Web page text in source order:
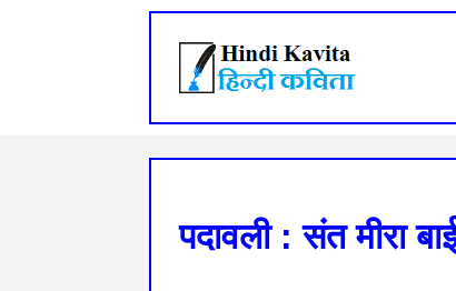
पदावली : संत मीरा